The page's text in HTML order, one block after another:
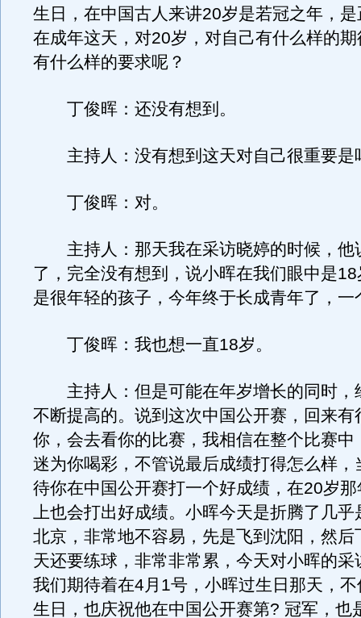
生日，在中国古人来讲20岁是若冠之年，
在成年这天，对20岁，对自己有什么样的
有什么样的要求呢？
丁俊晖：还没有想到。
主持人：没有想到这天对自己很重要是
丁俊晖：对。
主持人：那天我在采访晓婷的时候，他
了，完全没有想到，说小晖在我们眼中是
是很年轻的孩子，今年终于长成青年了，一
丁俊晖：我也想一直18岁。
主持人：但是可能在年岁增长的同时，
不断提高的。说到这次中国公开赛，回来有
你，会去看你的比赛，我相信在整个比赛中
迷为你喝彩，不管说最后成绩打得怎么样，
待你在中国公开赛打一个好成绩，在20岁
上也会打出好成绩。小晖今天是折腾了几乎
北京，非常地不容易，先是飞到沈阳，然后
天还要练球，非常非常累，今天对小晖的采
我们期待着在4月1号，小晖过生日那天，
生日，也庆祝他在中国公开赛第? 冠军，也